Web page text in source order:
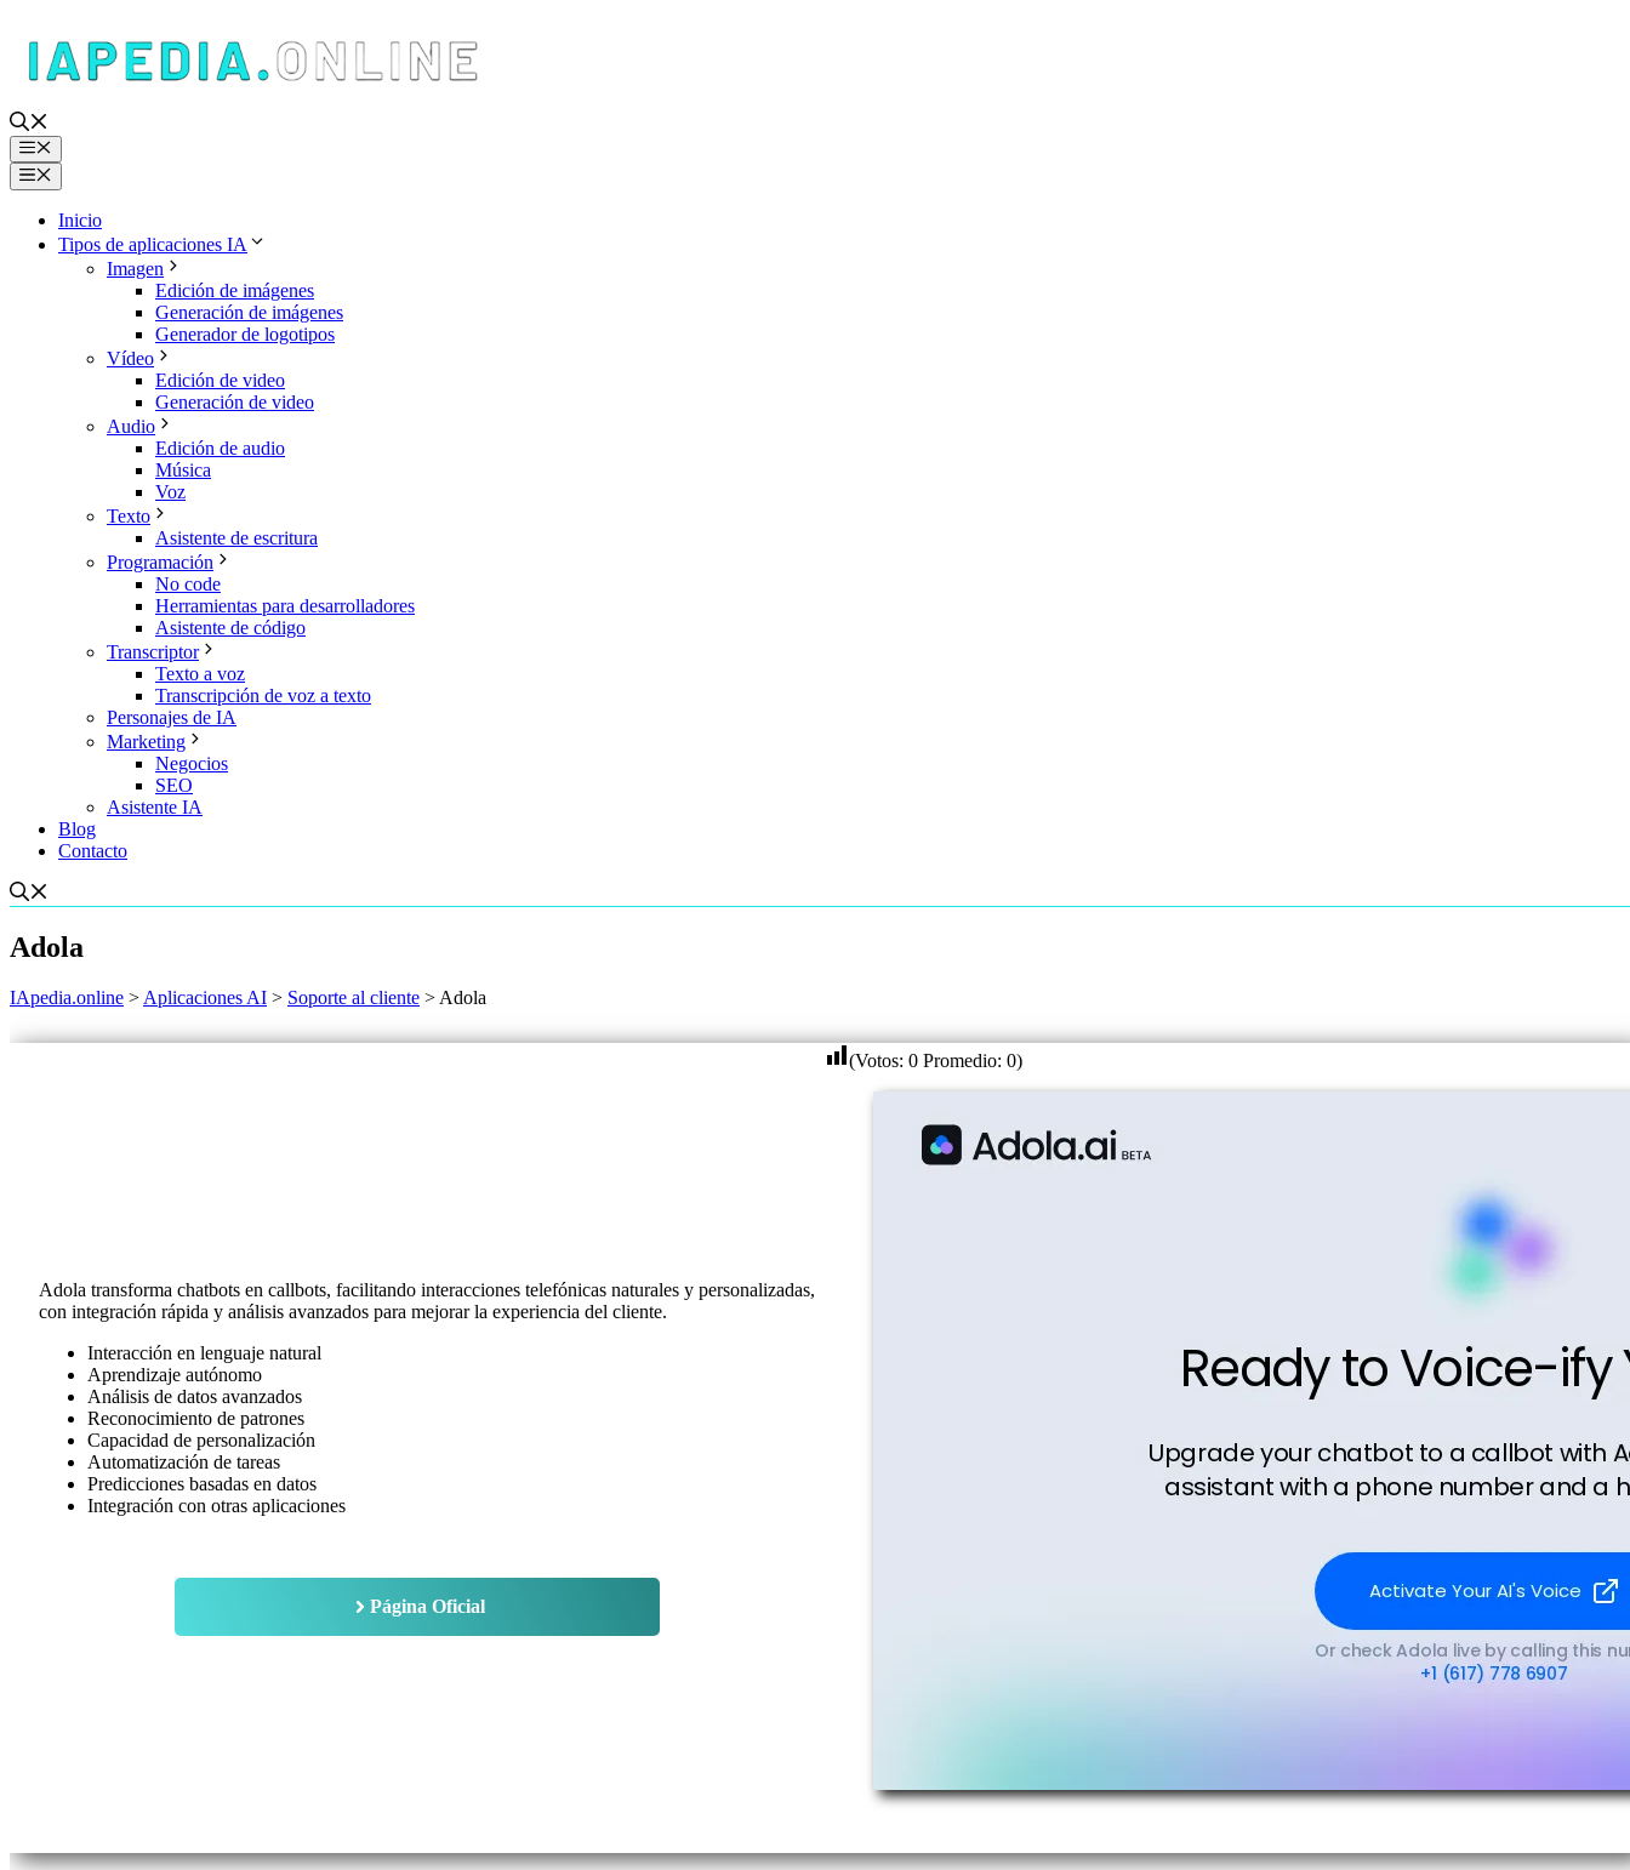
contenido
Menú
Menú
Inicio
Tipos de aplicaciones IA
Imagen
Edición de imágenes
Generación de imágenes
Generador de logotipos
Vídeo
Edición de video
Generación de video
Audio
Edición de audio
Música
Voz
Texto
Asistente de escritura
Programación
No code
Herramientas para desarrolladores
Asistente de código
Transcriptor
Texto a voz
Transcripción de voz a texto
Personajes de IA
Marketing
Negocios
SEO
Asistente IA
Blog
Contacto
Adola
IApedia.online >Aplicaciones AI > Soporte al cliente >Adola
Adola transforma chatbots en callbots, facilitando interacciones telefónicas naturales y personalizadas,
con integración rápida y análisis avanzados para mejorar la experiencia del cliente.
Interacción en lenguaje natural
Aprendizaje autónomo
Análisis de datos avanzados
Reconocimiento de patrones
Capacidad de personalización
Automatización de tareas
Predicciones basadas en datos
Integración con otras aplicaciones
Página Oficial
(Votos: 0 Promedio: 0)